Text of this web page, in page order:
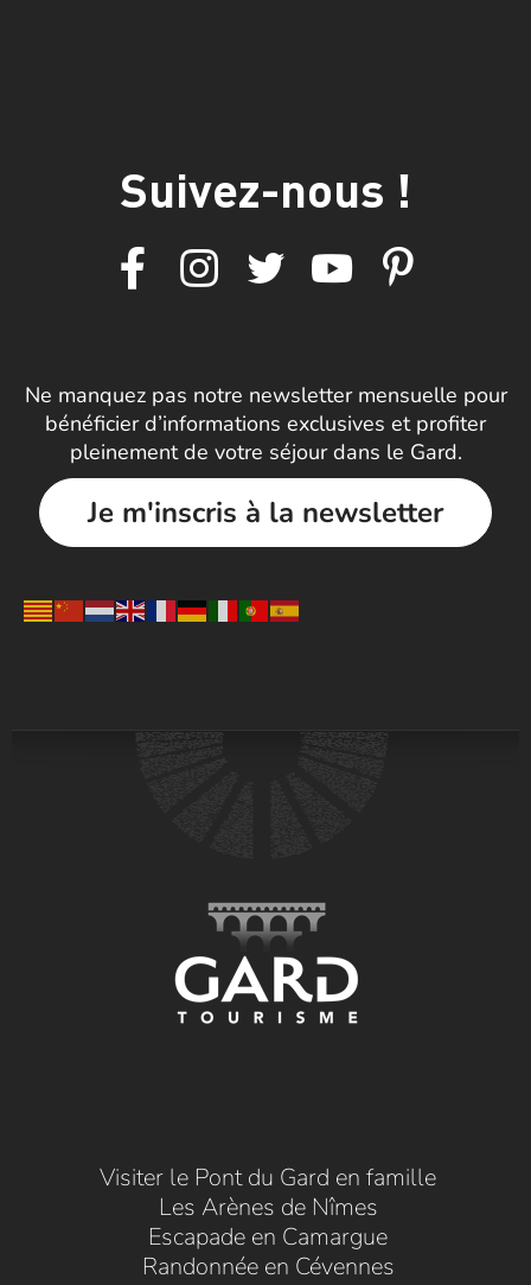
Suivez-nous !
Ne manquez pas notre newsletter mensuelle pour
bénéficier d’informations exclusives et profiter
pleinement de votre séjour dans le Gard.
Je m'inscris à la newsletter
Visiter le Pont du Gard en famille
Les Arènes de Nîmes
Escapade en Camargue
Randonnée en Cévennes